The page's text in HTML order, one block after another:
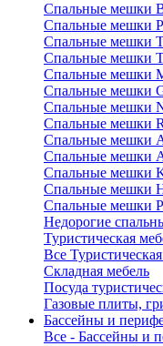
Спальные мешки
Спальные мешки
Спальные мешки
Спальные мешки
Cпальные мешки
Спальные мешки
Спальные мешки
Спальные мешки
Спальные мешки
Спальные мешки
Спальные мешки
Спальные мешки
Спальные мешки
Недорогие
Туристическая
Все
Складная мебель
Посуда
Газовые плиты,
Бассейны и
Все - Бассейны и